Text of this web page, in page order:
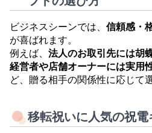
ビジネスシーンでは、 信頼感・
が喜ばれます。
例えば、 法人のお取引先には胡
経営者や店舗オーナーには実用
ど、贈る相手の関係性に応じて
移転祝いに人気の祝電